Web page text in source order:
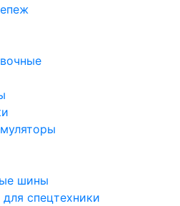
шины
спецтехники